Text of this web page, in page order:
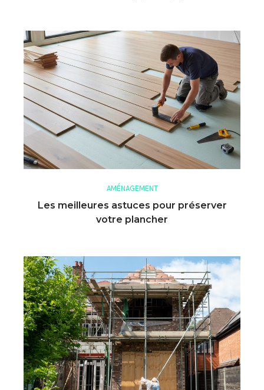
AMÉNAGEMENT
Les meilleures astuces pour préserver
votre plancher